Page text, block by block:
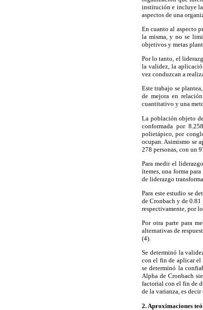
institución e incluye
aspectos de una
En cuanto al aspecto
la misma, y no se
objetivos y metas
Por lo tanto, el
la validez, la
vez conduzcan a
Este trabajo se
de mejora en
cuantitativo y una
La población objeto
conformada por
polietápico, por
ocupan. Asimismo se
278 personas, con un
Para medir el
ítemes, una forma
de liderazgo
Para este estudio se
de Cronbach y de
respectivamente, por
Por otra parte para
alternativas de
(4).
Se determinó la
con el fin de aplicar el
se determinó la
Alpha de Cronbach
factorial con el fin de
de la varianza, es
2. Aproximaciones